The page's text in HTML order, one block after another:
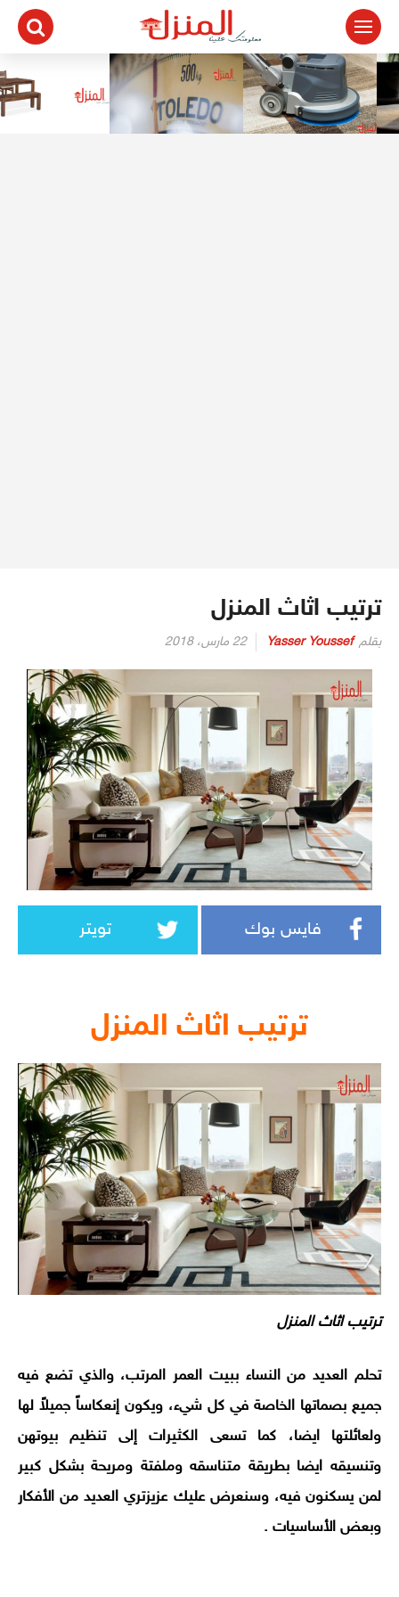
التجاوز
المحتوى
ترتيب اثاث المنزل
بقلم Yasser Youssef 22 مارس، 2018
فايس بوك تويتر
ترتيب اثاث المنزل
ترتيب اثاث المنزل
تحلم العديد من النساء ببيت العمر المرتب، والذي تضع فيه
جميع بصماتها الخاصة في كل شيء، ويكون إنعكاساً جميلاً لها
ولعائلتها ايضا، كما تسعى الكثيرات إلى تنظيم بيوتهن
وتنسيقه ايضا بطريقة متناسقه وملفتة ومريحة بشكل كبير
لمن يسكنون فيه، وسنعرض عليك عزيزتري العديد من الأفكار
وبعض الأساسيات .